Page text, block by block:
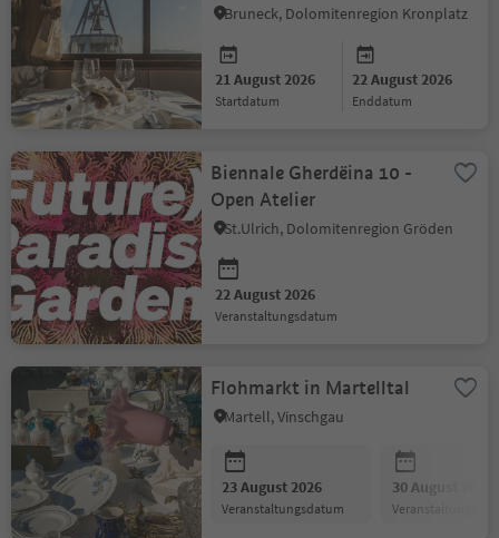
Bruneck, Dolomitenregion Kronplatz
21 August 2026
Startdatum
22 August 2026
Enddatum
Biennale Gherdëina 10 -
Open Atelier
St.Ulrich, Dolomitenregion Gröden
22 August 2026
Veranstaltungsdatum
Flohmarkt in Martelltal
Martell, Vinschgau
23 August 2026
Veranstaltungsdatum
30 August 2026